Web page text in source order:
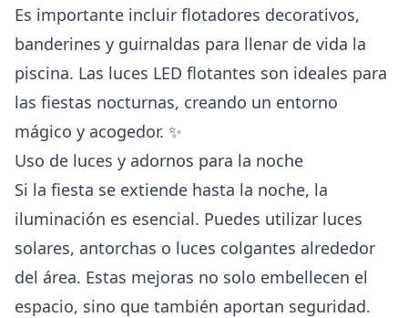
Es importante incluir flotadores decorativos,
banderines y guirnaldas para llenar de vida la
piscina. Las luces LED flotantes son ideales para
las fiestas nocturnas, creando un entorno
mágico y acogedor. ✨
Uso de luces y adornos para la noche
Si la fiesta se extiende hasta la noche, la
iluminación es esencial. Puedes utilizar luces
solares, antorchas o luces colgantes alrededor
del área. Estas mejoras no solo embellecen el
espacio, sino que también aportan seguridad.